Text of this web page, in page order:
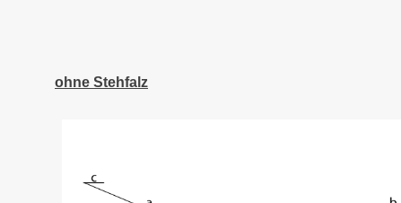
ohne Stehfalz